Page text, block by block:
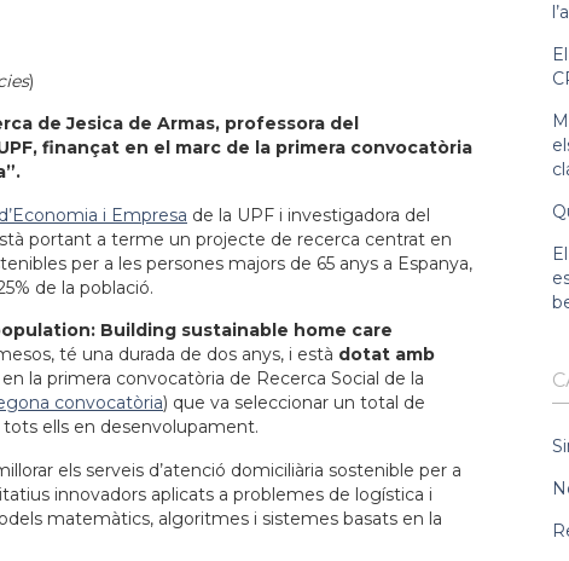
)
de Jesica de Armas, professora del
finançat en el marc de la primera convocatòria
i Empresa de la UPF i investigadora del
portant a terme un projecte de recerca centrat en
per a les persones majors de 65 anys a Espanya,
de la població.
Building sustainable home care
té una durada de dos anys, i està dotat amb
en la primera convocatòria de Recerca Social de la
convocatòria) que va seleccionar un total de
ells en desenvolupament.
els serveis d’atenció domiciliària sostenible per a
innovadors aplicats a problemes de logística i
matemàtics, algoritmes i sistemes basats en la